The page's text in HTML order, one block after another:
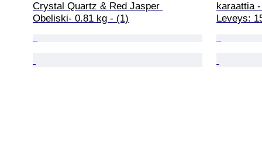
Crystal Quartz & Red Jasper
Obeliski- 0.81 kg - (1)
karaattia
Leveys: